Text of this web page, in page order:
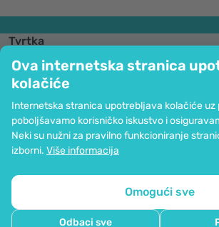
Ova internetska stranica
kolačiće
Internetska stranica upotrebljava kolačiće uz
poboljšavamo korisničko iskustvo i
Neki su nužni za pravilno funkcioniranje
izborni. Više informacija
Omogući sve
Odbaci sve
Tvrtka
Informacije
Pridružite nam se
Pomoć i narudžbe
Mogućnost kartičnog plaćanja. Osigurana zaštita
SSL kodiranja.
Mapa stranice